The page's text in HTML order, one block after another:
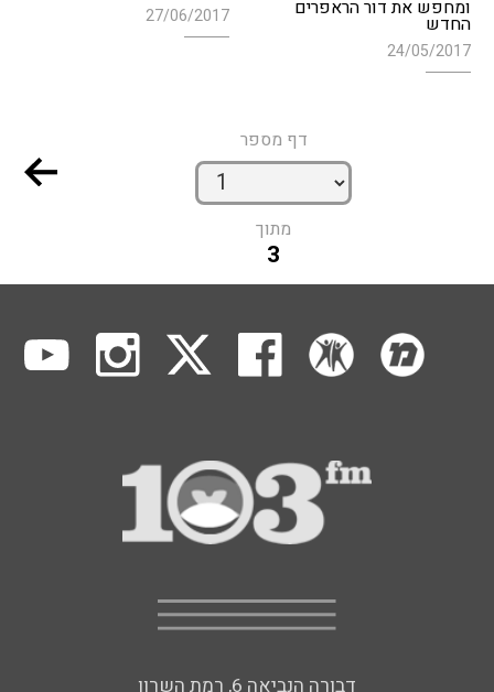
27/06/2017 ומחפש את דור הראפרים
החדש
24/05/2017
דף מספר
מתוך
3
דבורה הנביאה 6, רמת השרון